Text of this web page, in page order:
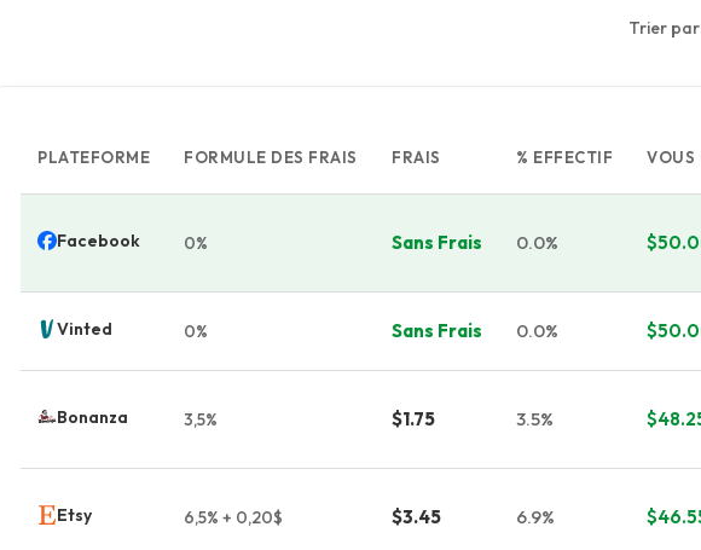
Trier
PLATEFORME FORMULE DES FRAIS FRAIS % EFFECTIF VOUS
Facebook 0% Sans Frais 0.0%
Vinted 0% Sans Frais 0.0%
Bonanza 3,5% $1.75 3.5%
Etsy 6,5% + 0,20$ $3.45 6.9%